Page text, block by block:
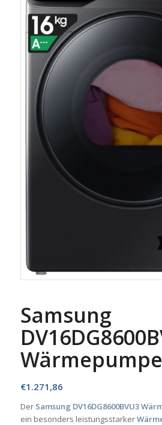
Samsung
€1.271,86
Der Samsung DV16DG8600BVU3
ein besonders leistungsstarker